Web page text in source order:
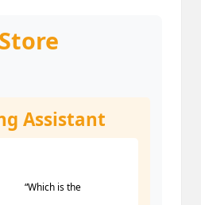
Assistant
“Which is the